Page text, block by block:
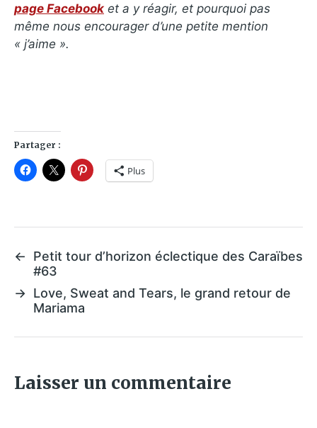
page Facebook et a y réagir, et pourquoi pas
même nous encourager d’une petite mention
« j’aime ».
Partager :
Plus
←
Petit tour d’horizon éclectique des Caraïbes
#63
→ Love, Sweat and Tears, le grand retour de
Mariama
Laisser un commentaire